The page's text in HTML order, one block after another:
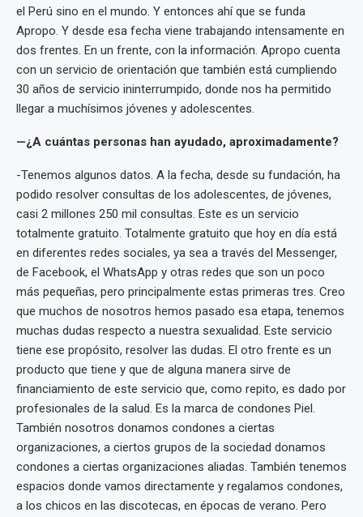
el Perú sino en el mundo. Y entonces ahí que se funda
Apropo. Y desde esa fecha viene trabajando intensamente en
dos frentes. En un frente, con la información. Apropo cuenta
con un servicio de orientación que también está cumpliendo
30 años de servicio ininterrumpido, donde nos ha permitido
llegar a muchísimos jóvenes y adolescentes.
—¿A cuántas personas han ayudado, aproximadamente?
-Tenemos algunos datos. A la fecha, desde su fundación, ha
podido resolver consultas de los adolescentes, de jóvenes,
casi 2 millones 250 mil consultas. Este es un servicio
totalmente gratuito. Totalmente gratuito que hoy en día está
en diferentes redes sociales, ya sea a través del Messenger,
de Facebook, el WhatsApp y otras redes que son un poco
más pequeñas, pero principalmente estas primeras tres. Creo
que muchos de nosotros hemos pasado esa etapa, tenemos
muchas dudas respecto a nuestra sexualidad. Este servicio
tiene ese propósito, resolver las dudas. El otro frente es un
producto que tiene y que de alguna manera sirve de
financiamiento de este servicio que, como repito, es dado por
profesionales de la salud. Es la marca de condones Piel.
También nosotros donamos condones a ciertas
organizaciones, a ciertos grupos de la sociedad donamos
condones a ciertas organizaciones aliadas. También tenemos
espacios donde vamos directamente y regalamos condones,
a los chicos en las discotecas, en épocas de verano. Pero